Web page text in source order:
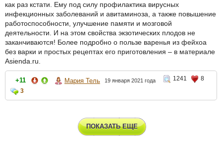
как раз кстати. Ему под силу профилактика вирусных
инфекционных заболеваний и авитаминоза, а также повышение
работоспособности, улучшение памяти и мозговой
деятельности. И на этом свойства экзотических плодов не
заканчиваются! Более подробно о пользе варенья из фейхоа
без варки и простых рецептах его приготовления – в материале
Asienda.ru.
+11 Мария Тель 19 января 2021 года 1241
8
3
ПОКАЗАТЬ ЕЩЕ